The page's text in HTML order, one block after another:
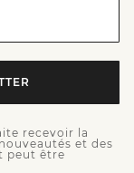
recevoir la
et des
peut être